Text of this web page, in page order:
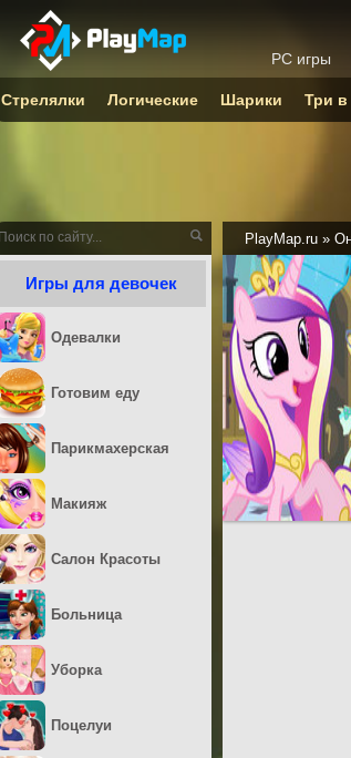
PlayMap.ru »
Игры для девочек
Одевалки
Готовим еду
Парикмахерская
Макияж
Салон Красоты
Больница
Уборка
Поцелуи
PC игры
Стрелялки Логические Шарики Три в